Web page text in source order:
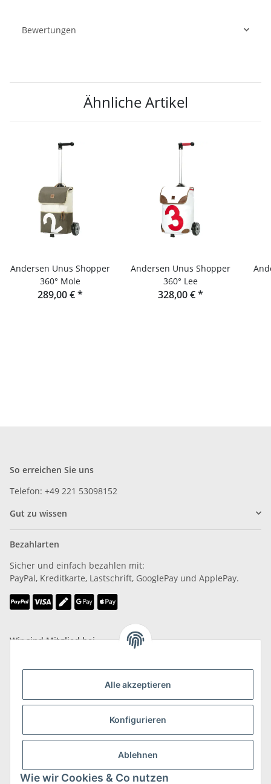
Alle akzeptieren
Konfigurieren
Ablehnen
Wie wir Cookies & Co nutzen
Bewertungen
Ähnliche Artikel
Andersen Unus Shopper
360° Mole
289,00 €*
Andersen Unus Shopper
360° Lee
328,00 €*
So erreichen Sie uns
Telefon: +49 221 53098152
Gut zu wissen
Bezahlarten
Sicher und einfach bezahlen mit:
PayPal, Kreditkarte, Lastschrift, GooglePay und ApplePay.
Wir sind Mitglied bei
mehr zu Versand & Retoure